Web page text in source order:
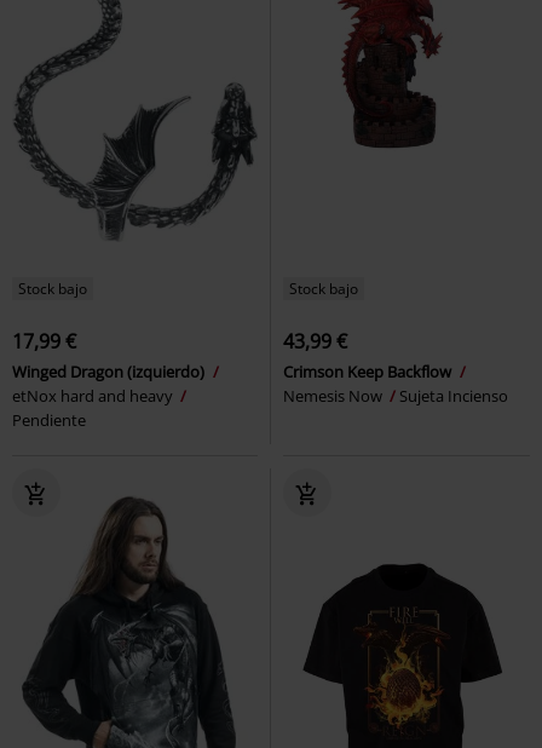
Stock bajo
17,99 €
Winged Dragon (izquierdo)
etNox hard and heavy
Pendiente
Stock bajo
43,99 €
Crimson Keep Backflow
Nemesis Now
Sujeta Incienso